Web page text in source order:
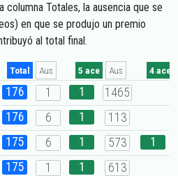
Totales, la ausencia que se
en que se produjo un premio
al total final.
Total Aus 5 ace Aus 4 ace
176 1 1
1465
176 6 1
113
175 6 1 573 1
175 1 1
613